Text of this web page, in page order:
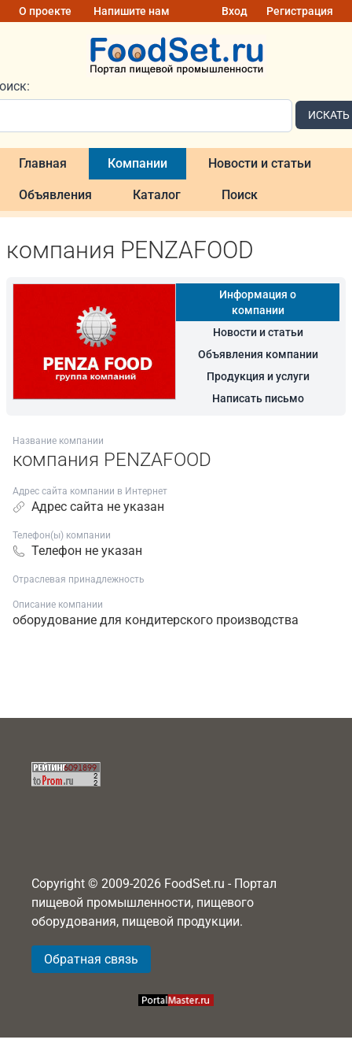
О проекте Напишите нам Вход Регистрация
ИСКАТЬ
Главная Компании Новости и статьи
Объявления Каталог Поиск
компания PENZAFOOD
Информация о
компании
Новости и статьи
Объявления компании
Продукция и услуги
Написать письмо
Название компании
компания PENZAFOOD
Адрес сайта компании в Интернет
Адрес сайта не указан
Телефон(ы) компании
Телефон не указан
Отраслевая принадлежность
Описание компании
оборудование для кондитерского производства
Copyright © 2009-2026 FoodSet.ru - Портал
пищевой промышленности, пищевого
оборудования, пищевой продукции.
Обратная связь